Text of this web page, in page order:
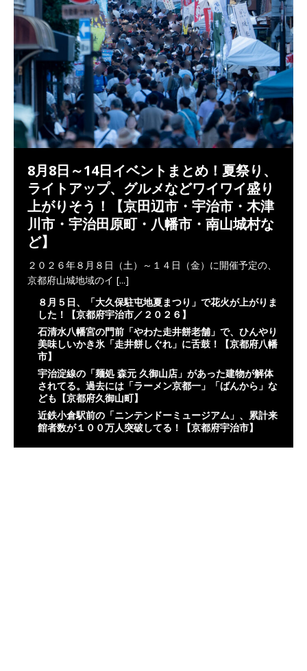
8月8日～14日イベントまとめ！夏祭り、
ライトアップ、グルメなどワイワイ盛り
上がりそう！【京田辺市・宇治市・木津
川市・宇治田原町・八幡市・南山城村な
ど】
２０２６年８月８日（土）～１４日（金）に開催予定の、
京都府山城地域のイ [...]
８月５日、「大久保駐屯地夏まつり」で花火が上がりま
した！【京都府宇治市／２０２６】
石清水八幡宮の門前「やわた走井餅老舗」で、ひんやり
美味しいかき氷「走井餅しぐれ」に舌鼓！【京都府八幡
市】
宇治淀線の「麺処 森元 久御山店」があった建物が解体
されてる。過去には「ラーメン京都一」「ばんから」な
ども【京都府久御山町】
近鉄小倉駅前の「ニンテンドーミュージアム」、累計来
館者数が１００万人突破してる！【京都府宇治市】